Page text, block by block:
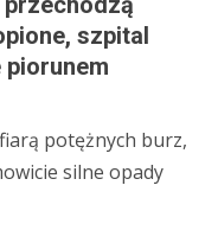
szpital
potężnych burz,
silne opady